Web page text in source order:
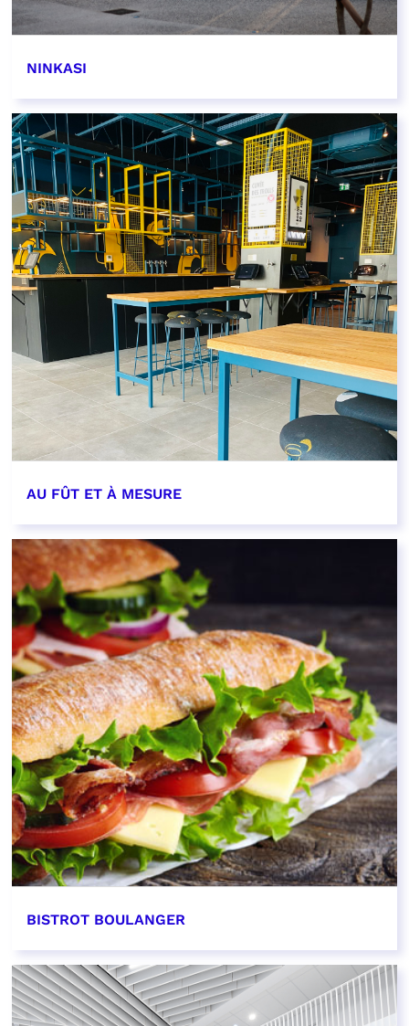
NINKASI
EN SAVOIR PLUS
AU FÛT ET À MESURE
EN SAVOIR PLUS
BISTROT BOULANGER
EN SAVOIR PLUS